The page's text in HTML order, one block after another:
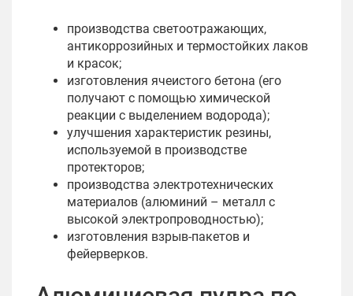
производства светоотражающих,
антикоррозийных и термостойких лаков
и красок;
изготовления ячеистого бетона (его
получают с помощью химической
реакции с выделением водорода);
улучшения характеристик резины,
используемой в производстве
протекторов;
производства электротехнических
материалов (алюминий – металл с
высокой электропроводностью);
изготовления взрыв-пакетов и
фейерверков.